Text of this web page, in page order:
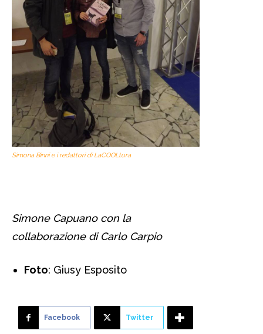
Simona Binni e i redattori di LaCOOLtura
Simone Capuano con la
collaborazione di Carlo Carpio
Foto: Giusy Esposito
Facebook Twitter